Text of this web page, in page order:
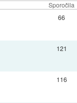
Sporočila
66
121
116